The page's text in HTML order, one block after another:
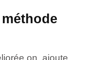
on ajoute